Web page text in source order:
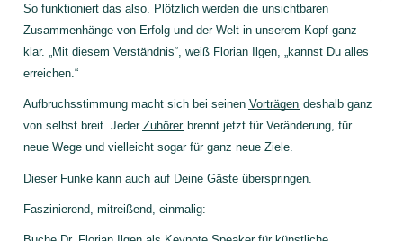
So funktioniert das also. Plötzlich werden die unsichtbaren
Zusammenhänge von Erfolg und der Welt in unserem Kopf ganz
klar. „Mit diesem Verständnis“, weiß Florian Ilgen, „kannst Du alles
erreichen.“
Aufbruchsstimmung macht sich bei seinen Vorträgen deshalb ganz
von selbst breit. Jeder Zuhörerbrennt jetzt für Veränderung, für
neue Wege und vielleicht sogar für ganz neue Ziele.
Dieser Funke kann auch auf Deine Gäste überspringen.
Faszinierend, mitreißend, einmalig: